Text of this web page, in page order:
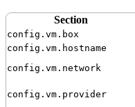
Section
config.vm.box
config.vm.hostname
config.vm.network
config.vm.provider